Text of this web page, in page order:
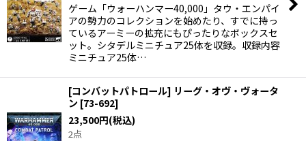
ゲーム「ウォーハンマー40,000」タウ・エンパイ
アの勢力のコレクションを始めたり、すでに持っ
ているアーミーの拡充にもぴったりなボックスセ
ット。シタデルミニチュア25体を収録。収録内容
ミニチュア25体…
[コンバットパトロール] リーグ・オヴ・ヴォータ
ン [73-692]
23,500円(税込)
2点